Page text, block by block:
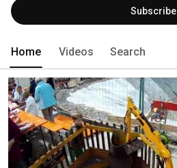
Subscribe
Home Videos Search